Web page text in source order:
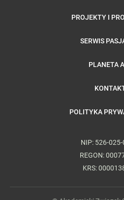
PROJEKTY I
SERWIS
PLANETA
POLITYKA
NIP: 526-
REGON:
KRS: